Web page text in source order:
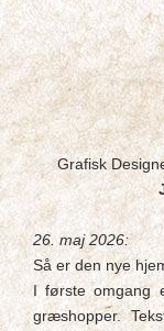
Grafisk
26. maj 2026:
Så er den nye
I første omgang
græshopper.